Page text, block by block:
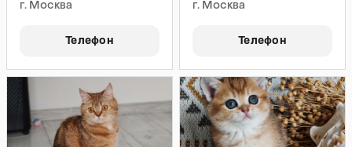
г. Москва
Телефон
г. Москва
Телефон